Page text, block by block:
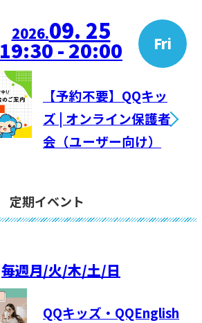
2026.09. 25 Fri
19:30 - 20:00
【予約不要】QQキッ
ズ | オンライン保護者
会（ユーザー向け）
定期イベント
毎週月/火/木/土/日
QQキッズ・QQEnglish